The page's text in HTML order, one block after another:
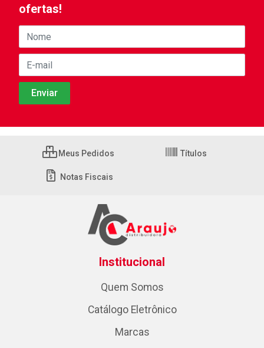
ofertas!
Meus Pedidos Títulos
Notas Fiscais
Institucional
Quem Somos
Catálogo Eletrônico
Marcas